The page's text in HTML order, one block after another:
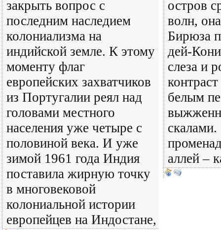
закрыть вопрос с
последним наследием
колониализма на
индийской земле. К этому
моменту флаг
европейских захватчиков
из Португалии реял над
головами местного
населения уже четыре с
половиной века. И уже
зимой 1961 года Индия
поставила жирную точку
в многовековой
колониальной истории
европейцев на Индостане,
остров
волн,
Бирюза
дей-
слеза и
белым
скалами.
аллей –